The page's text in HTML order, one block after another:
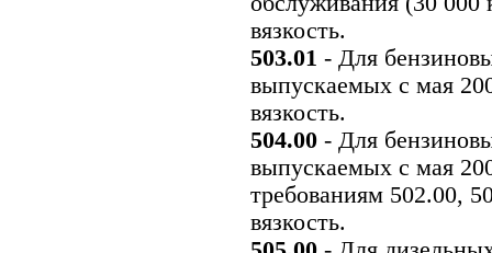
вязкость.
503.01 - Для
выпускаемых с мая
вязкость.
504.00 - Для
выпускаемых с мая
требованиям 502.00,
вязкость.